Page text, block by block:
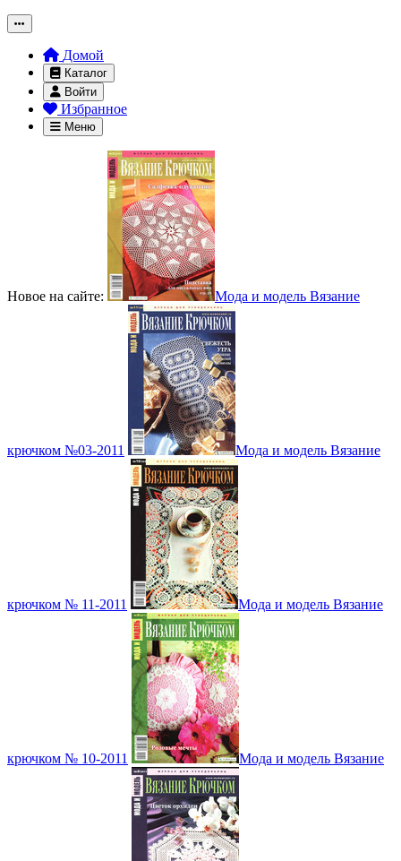
Домой
Каталог
Войти
Избранное
Меню
Новое на сайте: Мода и модель Вязание
крючком №03-2011 Мода и модель Вязание
крючком № 11-2011 Мода и модель Вязание
крючком № 10-2011 Мода и модель Вязание